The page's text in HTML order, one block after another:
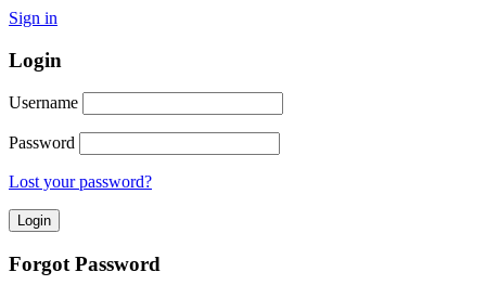
Sign in
Login
Username
Password
Lost your password?
Forgot Password